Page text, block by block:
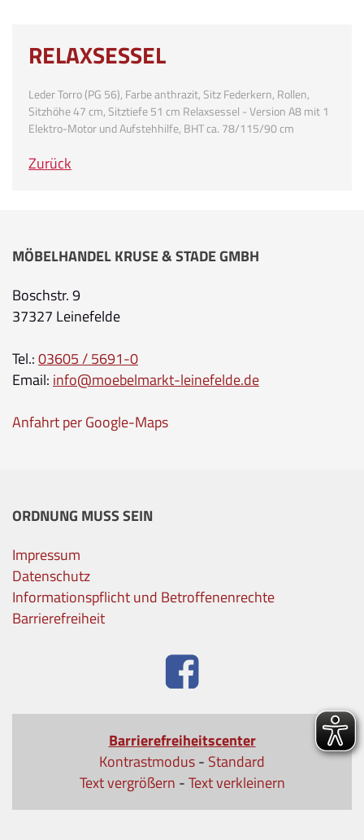
RELAXSESSEL
Leder Torro (PG 56), Farbe anthrazit, Sitz Federkern, Rollen,
Sitzhöhe 47 cm, Sitztiefe 51 cm Relaxsessel - Version A8 mit 1
Elektro-Motor und Aufstehhilfe, BHT ca. 78/115/90 cm
Zurück
MÖBELHANDEL KRUSE & STADE GMBH
Boschstr. 9
37327 Leinefelde
Tel.:03605 / 5691-0
Email: info@moebelmarkt-leinefelde.de
Anfahrt per Google-Maps
ORDNUNG MUSS SEIN
Impressum
Datenschutz
Informationspflicht und Betroffenenrechte
Barrierefreiheit
Barrierefreiheitscenter
Kontrastmodus- Standard
Text vergrößern -Text verkleinern